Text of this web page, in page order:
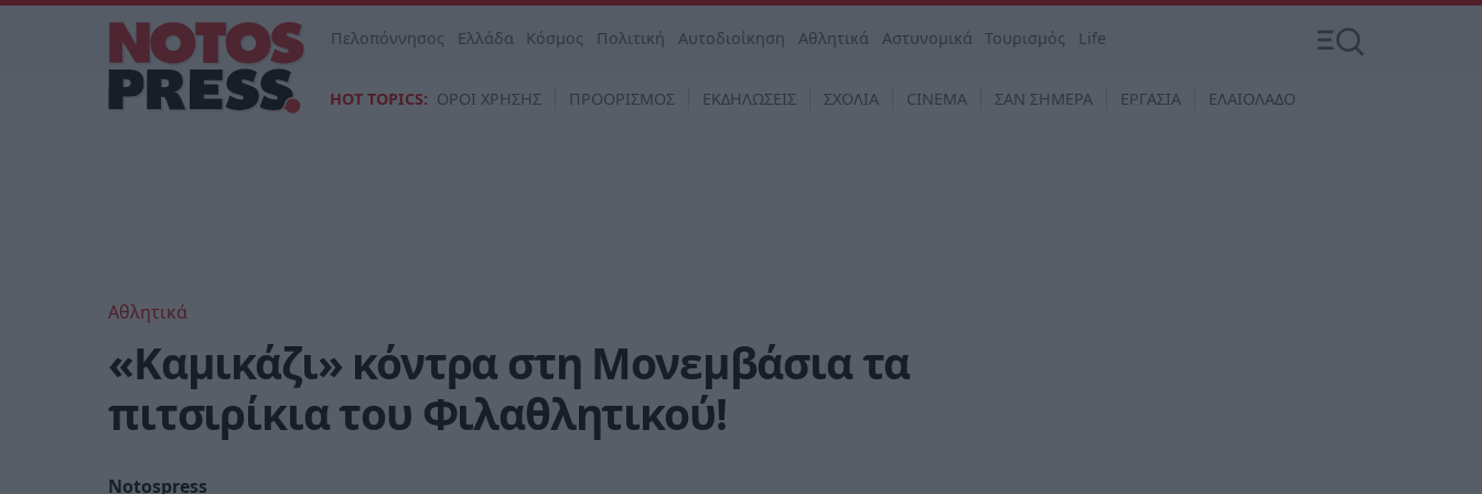
Πελοπόννησος Ελλάδα Κόσμος Πολιτική Αυτοδιοίκηση Αθλητικά Αστυνομικά Τουρισμός Life
HOT TOPICS: ΟΡΟΙ ΧΡΗΣΗΣ ΠΡΟΟΡΙΣΜΟΣ ΕΚΔΗΛΩΣΕΙΣ ΣΧΟΛΙΑ CINEMA ΣΑΝ ΣΗΜΕΡΑ ΕΡΓΑΣΙΑ ΕΛΑΙΟΛΑΔΟ
Αθλητικά
«Καμικάζι» κόντρα στη Μονεμβάσια τα
πιτσιρίκια του Φιλαθλητικού!
Notospress